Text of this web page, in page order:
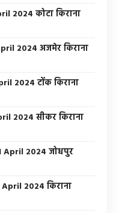
2024 कोटा किराना
2024 अजमेर किराना
2024 टोंक किराना
2024 सीकर किराना
April 2024 जोधपुर
2024 किराना